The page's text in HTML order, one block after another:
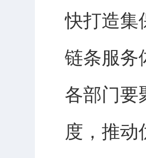
快打造集
链条服务
各部门要
度，推动